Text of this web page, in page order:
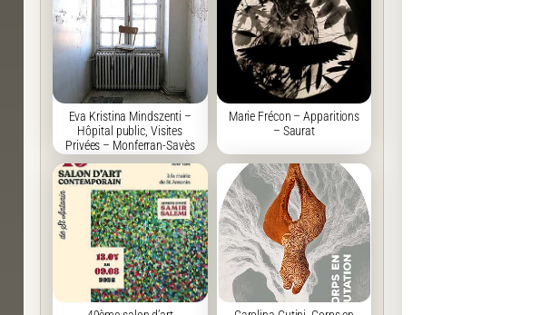
Eva Kristina Mindszenti –
Hôpital public, Visites
Privées – Monferran-Savès
Marie Frécon – Apparitions
– Saurat